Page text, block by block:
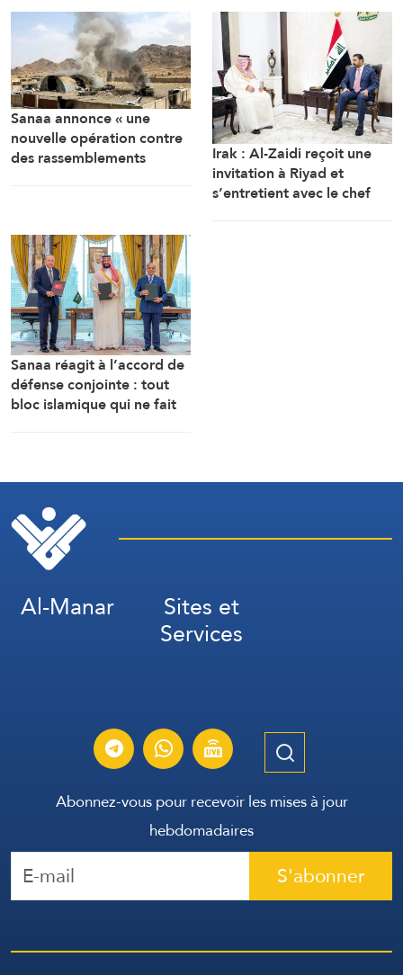
Sanaa annonce « une
nouvelle opération contre
des rassemblements Irak : Al-Zaidi reçoit une
invitation à Riyad et
s’entretient avec le chef
Sanaa réagit à l’accord de
défense conjointe : tout
bloc islamique qui ne fait
Al-Manar Sites et
Services
Abonnez-vous pour recevoir les mises à jour
hebdomadaires
S'abonner